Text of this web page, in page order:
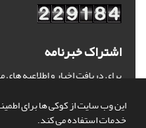
این وب سایت از کوکی ها برای
خدمات استفاده می کند.
اشتراک خبرنامه
برای دریافت اخبار و اطلاعیه